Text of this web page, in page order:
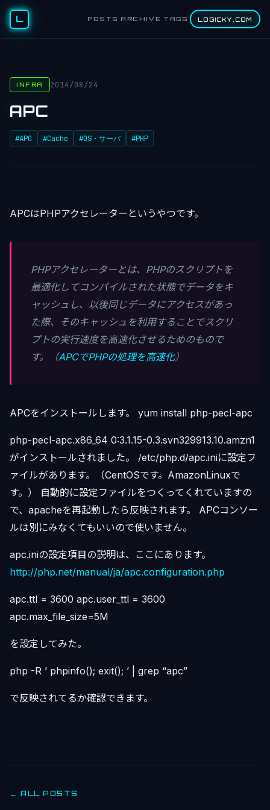
L POSTS ARCHIVE TAGS LOGICKY.COM
INFRA 2014/08/24
APC
#APC #Cache #OS・サーバ #PHP
APCはPHPアクセレーターというやつです。
PHPアクセレーターとは、PHPのスクリプトを
最適化してコンパイルされた状態でデータをキ
ャッシュし、以後同じデータにアクセスがあっ
た際、そのキャッシュを利用することでスクリ
プトの実行速度を高速化させるためのもので
す。（APCでPHPの処理を高速化）
APCをインストールします。 yum install php-pecl-apc
php-pecl-apc.x86_64 0:3.1.15-0.3.svn329913.10.amzn1
がインストールされました。 /etc/php.d/apc.iniに設定フ
ァイルがあります。（CentOSです。AmazonLinuxで
す。） 自動的に設定ファイルをつくってくれていますの
で、apacheを再起動したら反映されます。 APCコンソー
ルは別にみなくてもいいので使いません。
apc.iniの設定項目の説明は、ここにあります。
http://php.net/manual/ja/apc.configuration.php
apc.ttl = 3600 apc.user_ttl = 3600
apc.max_file_size=5M
を設定してみた。
php -R ’ phpinfo(); exit(); ’ | grep “apc”
で反映されてるか確認できます。
← ALL POSTS